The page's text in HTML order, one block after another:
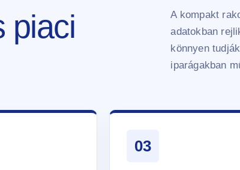
piaci
A kompakt
adatokban
könnyen
iparágakban
03